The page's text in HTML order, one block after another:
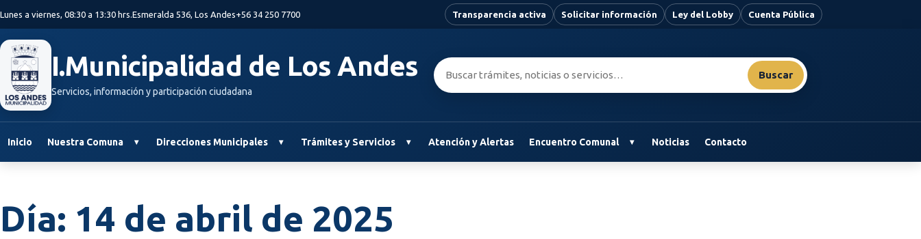
Lunes a viernes, 08:30 a 13:30 hrs.Esmeralda 536, Los Andes+56 34 250 7700 Transparencia activa Solicitar información Ley del Lobby Cuenta Pública
I.Municipalidad de Los Andes
Servicios, información y participación ciudadana
Buscar:
Buscar
Inicio Nuestra Comuna Direcciones Municipales Trámites y Servicios Atención y Alertas Encuentro Comunal Noticias Contacto
Día: 14 de abril de 2025